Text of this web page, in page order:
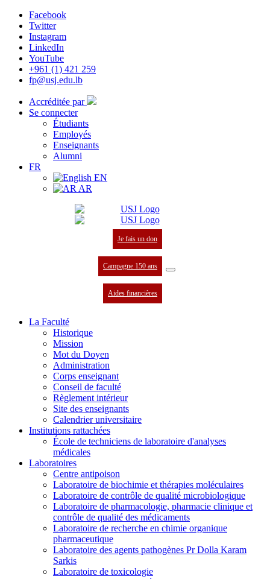
Facebook
Twitter
Instagram
LinkedIn
YouTube
+961 (1) 421 259
fp@usj.edu.lb
Accréditée par
Se connecter
Étudiants
Employés
Enseignants
Alumni
FR
EN
AR
Je fais un don
Campagne 150 ans
Aides financières
La Faculté
Historique
Mission
Mot du Doyen
Administration
Corps enseignant
Conseil de faculté
Règlement intérieur
Site des enseignants
Calendrier universitaire
Institutions rattachées
École de techniciens de laboratoire d'analyses
médicales
Laboratoires
Centre antipoison
Laboratoire de biochimie et thérapies moléculaires
Laboratoire de contrôle de qualité microbiologique
Laboratoire de pharmacologie, pharmacie clinique et
contrôle de qualité des médicaments
Laboratoire de recherche en chimie organique
pharmaceutique
Laboratoire des agents pathogènes Pr Dolla Karam
Sarkis
Laboratoire de toxicologie